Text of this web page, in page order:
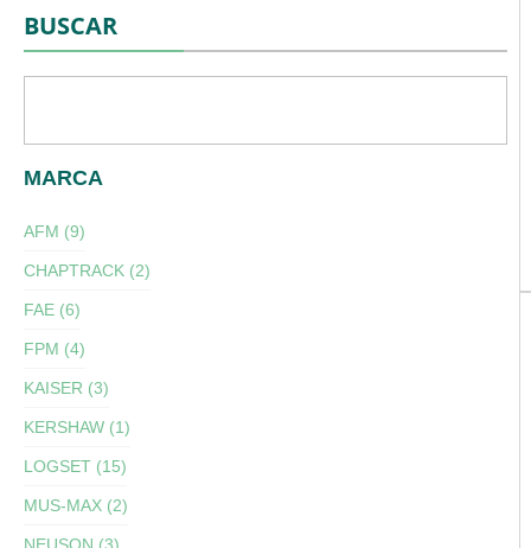
BUSCAR
MARCA
AFM (9)
CHAPTRACK (2)
FAE (6)
FPM (4)
KAISER (3)
KERSHAW (1)
LOGSET (15)
MUS-MAX (2)